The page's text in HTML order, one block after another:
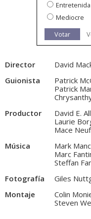
Entretenida
Mediocre
Votar
Director
David
Guionista
Patrick
Patrick
Productor
David E.
Laurie
Mace
Música
Mark
Marc
Steffan
Fotografía
Giles
Montaje
Colin
Steven